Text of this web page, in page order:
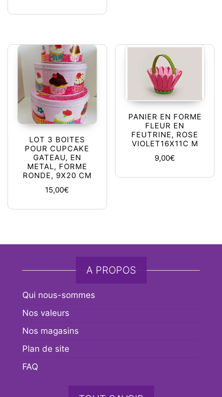
LOT 3 BOITES
POUR CUPCAKE
GATEAU, EN
METAL, FORME
RONDE, 9X20 CM
15,00€
PANIER EN FORME
FLEUR EN
FEUTRINE, ROSE
VIOLET16X11C M
9,00€
A PROPOS
Qui nous-sommes
Nos valeurs
Nos magasins
Plan de site
FAQ